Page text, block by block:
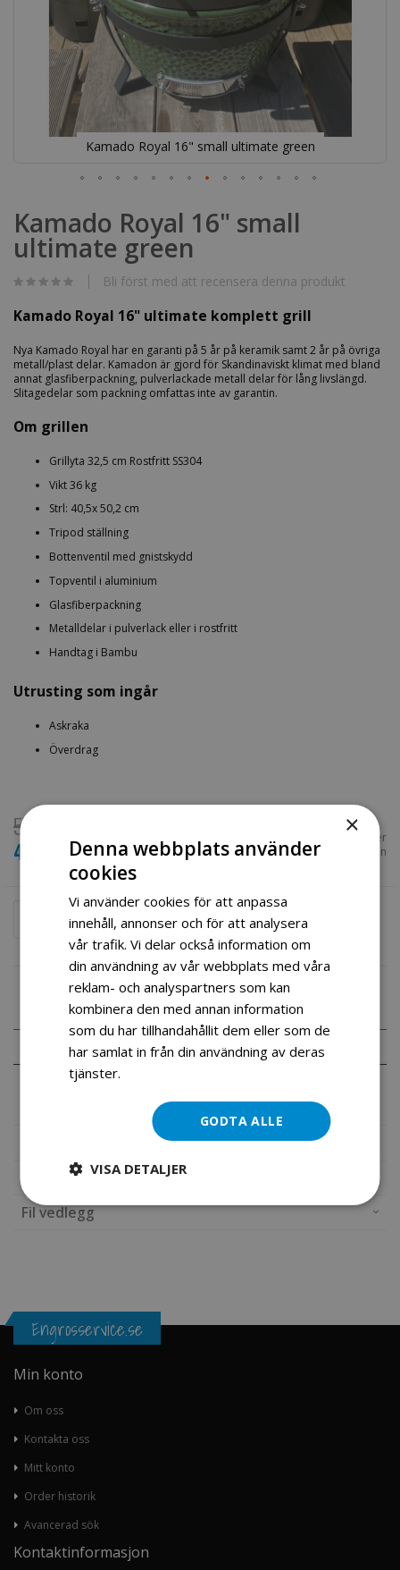
Kamado Royal 16" small ultimate green
till
början
av
bildgalleriet
Kamado Royal 16" small
ultimate green
Bli först med att recensera denna produkt
Kamado Royal 16" ultimate komplett grill
Nya Kamado Royal har en garanti på 5 år på keramik samt 2 år på övriga
metall/plast delar. Kamadon är gjord för Skandinaviskt klimat med bland
annat glasfiberpackning, pulverlackade metall delar för lång livslängd.
Slitagedelar som packning omfattas inte av garantin.
Om grillen
Grillyta 32,5 cm Rostfritt SS304
Vikt 36 kg
Strl: 40,5x 50,2 cm
Tripod ställning
Bottenventil med gnistskydd
Topventil i aluminium
Glasfiberpackning
Metalldelar i pulverlack eller i rostfritt
Handtag i Bambu
Utrusting som ingår
Askraka
Överdrag
5 990,00 kr
Special
Price
4 990,00 kr
I lager
SKU
Kamado 16 small green
Lägg till i kundvagn
uppgifter
Recensioner
Fil vedlegg
Engrosservice.se
Min konto
Om oss
Kontakta oss
Mitt konto
Order historik
Avancerad sök
Kontaktinformasjon
×
Denna webbplats använder
cookies
Vi använder cookies för att anpassa
innehåll, annonser och för att analysera
vår trafik. Vi delar också information om
din användning av vår webbplats med våra
reklam- och analyspartners som kan
kombinera den med annan information
som du har tillhandahållit dem eller som de
har samlat in från din användning av deras
tjänster.
GODTA ALLE
VISA DETALJER